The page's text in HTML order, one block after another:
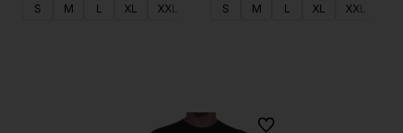
S M L XL XXL S M L XL XXL
Do ulubionych